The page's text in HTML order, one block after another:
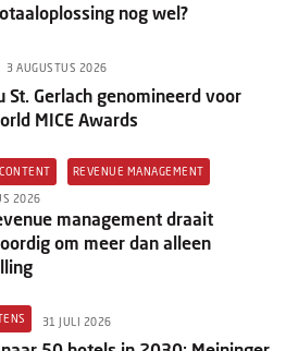
nog wel?
3 AUGUSTUS 2026
St. Gerlach genomineerd voor
MICE Awards
REVENUE MANAGEMENT
2026
management draait
om meer dan alleen
31 JULI 2026